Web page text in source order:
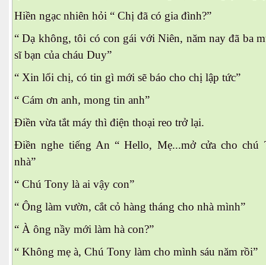
Hiền ngạc nhiên hỏi “ Chị đã có gia đình?”
“ Dạ không, tôi có con gái với Niên, năm nay đã ba
sĩ bạn của cháu Duy”
“ Xin lổi chị, có tin gì mới sẽ báo cho chị lập tức”
“ Cám ơn anh, mong tin anh”
Điền vừa tắt máy thì điện thoại reo trở lại.
Điền nghe tiếng An “ Hello, Mẹ...mở cửa cho chú
nhà”
“ Chú Tony là ai vậy con”
“ Ông làm vườn, cắt cỏ hàng tháng cho nhà mình”
“ À ông nầy mới làm hà con?”
“ Không mẹ à, Chú Tony làm cho mình sáu năm rồi”